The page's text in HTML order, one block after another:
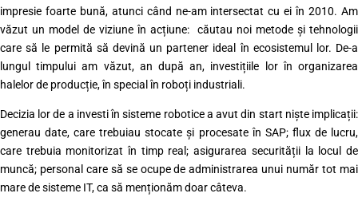
impresie foarte bună, atunci când ne-am intersectat cu ei în 2010. Am
văzut un model de viziune în acțiune: căutau noi metode și tehnologii
care să le permită să devină un partener ideal în ecosistemul lor. De-a
lungul timpului am văzut, an după an, investițiile lor în organizarea
halelor de producție, în special în roboți industriali.
Decizia lor de a investi în sisteme robotice a avut din start niște implicații:
generau date, care trebuiau stocate și procesate în SAP; flux de lucru,
care trebuia monitorizat în timp real; asigurarea securității la locul de
muncă; personal care să se ocupe de administrarea unui număr tot mai
mare de sisteme IT, ca să menționăm doar câteva.